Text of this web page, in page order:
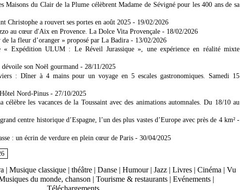
Maisons du Clair de la Plume célèbrent Madame de Sévigné pour les 400 ans de sa
Christophe a rouvert ses portes en août 2025 - 19/02/2026
au cœur d'Aix en Provence. La Dolce Vita Provençale - 18/02/2026
la fleur d’oranger » proposé par La Badira - 13/02/2026
« Expédition ULUM : Le Réveil Jurassique », une expérience en réalité mixte
son Noël gourmand - 28/11/2025
: Dîner à 4 mains pour un voyage en 5 escales gastronomiques. Samedi 15
Nord-Pinus - 27/10/2025
les vacances de la Toussaint avec des animations automnales. Du 18/10 au
centre historique d’Espagne, l’un des plus vastes d’Europe avec près de 4 km² -
: un écrin de verdure en plein cœur de Paris - 30/04/2025
| Musique classique | théâtre | Danse | Humour | Jazz | Livres | Cinéma | Vu
du monde, chanson | Tourisme & restaurants | Evénements |
Téléchargements